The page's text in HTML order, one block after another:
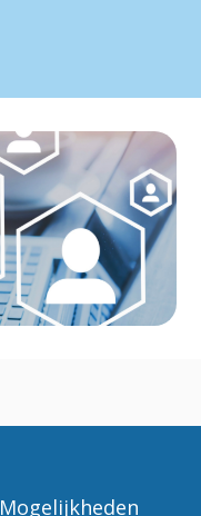
Mogelijkheden